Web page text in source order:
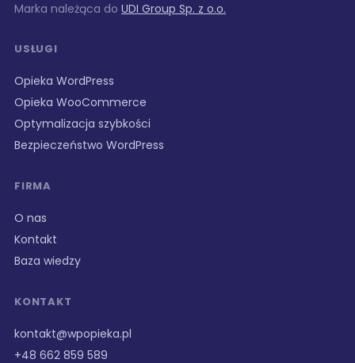
Marka należąca do UDI Group Sp. z o.o.
USŁUGI
Opieka WordPress
Opieka WooCommerce
Optymalizacja szybkości
Bezpieczeństwo WordPress
FIRMA
O nas
Kontakt
Baza wiedzy
KONTAKT
kontakt@wpopieka.pl
+48 662 859 589